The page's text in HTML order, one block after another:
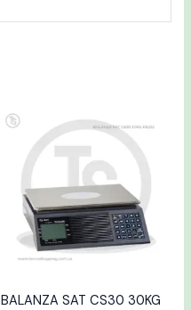
BALANZA SAT CS30 30KG